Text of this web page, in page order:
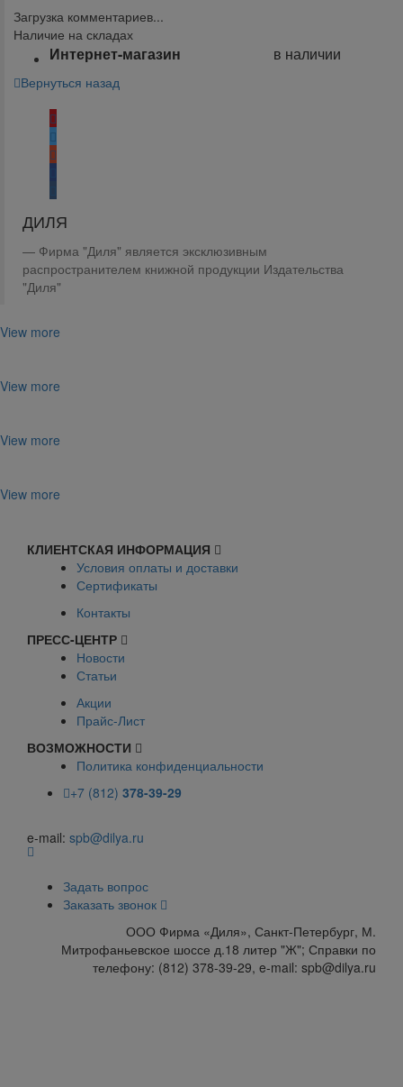
Загрузка комментариев...
Наличие на складах
Интернет-магазин в наличии
Вернуться назад
ДИЛЯ
Фирма "Диля" является эксклюзивным
распространителем книжной продукции Издательства
"Диля"
View more
View more
View more
View more
КЛИЕНТСКАЯ ИНФОРМАЦИЯ
Условия оплаты и доставки
Сертификаты
Контакты
ПРЕСС-ЦЕНТР
Новости
Статьи
Акции
Прайс-Лист
ВОЗМОЖНОСТИ
Политика конфиденциальности
+7 (812) 378-39-29
e-mail: spb@dilya.ru
Задать вопрос
Заказать звонок
ООО Фирма «Диля», Санкт-Петербург, М.
Митрофаньевское шоссе д.18 литер "Ж"; Справки по
телефону: (812) 378-39-29, e-mail: spb@dilya.ru